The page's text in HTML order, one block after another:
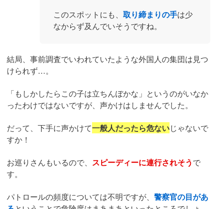
このスポットにも、 取り締まりの手は少
なからず及んでいそうですね。
結局、事前調査でいわれていたような外国人の集団は見つ
けられず…。
「もしかしたらこの子は立ちんぼかな」というのがいなか
ったわけではないですが、声かけはしませんでした。
だって、下手に声かけて一般人だったら危ないじゃないで
すか！
お巡りさんもいるので、 スピーディーに連行されそうで
す。
パトロールの頻度については不明ですが、 警察官の目があ